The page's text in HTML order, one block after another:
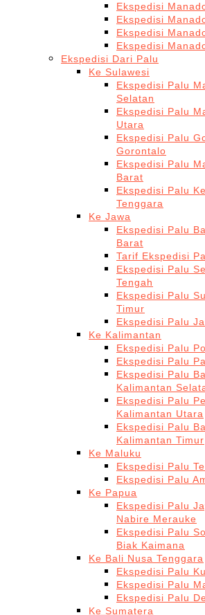
Ekspedisi
Ekspedisi
Ekspedisi
Ekspedisi
Ekspedisi Dari Palu
Ke Sulawesi
Ekspedisi Palu
Selatan
Ekspedisi Palu
Utara
Ekspedisi Palu
Gorontalo
Ekspedisi Palu
Barat
Ekspedisi Palu
Tenggara
Ke Jawa
Ekspedisi Palu
Barat
Tarif Ekspedisi
Ekspedisi Palu
Tengah
Ekspedisi Palu
Timur
Ekspedisi Palu
Ke Kalimantan
Ekspedisi Palu
Ekspedisi Palu
Ekspedisi Palu
Kalimantan
Ekspedisi Palu
Kalimantan Utara
Ekspedisi Palu
Kalimantan Timur
Ke Maluku
Ekspedisi Palu
Ekspedisi Palu
Ke Papua
Ekspedisi Palu
Nabire Merauke
Ekspedisi Palu
Biak Kaimana
Ke Bali Nusa Tenggara
Ekspedisi Palu
Ekspedisi Palu
Ekspedisi Palu
Ke Sumatera